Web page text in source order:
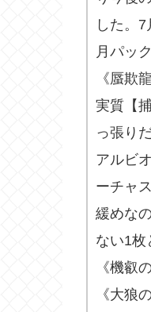
した。
月パッ
《蜃欺龍
実質【
っ張り
アルビ
ーチャ
緩めな
ない1枚
《機叡
《大狼